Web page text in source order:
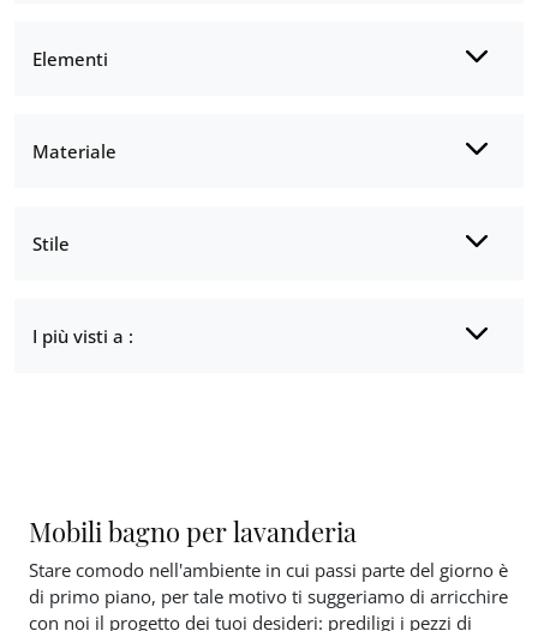
Elementi
Materiale
Stile
I più visti a :
Mobili bagno per lavanderia
Stare comodo nell'ambiente in cui passi parte del giorno è
di primo piano, per tale motivo ti suggeriamo di arricchire
con noi il progetto dei tuoi desideri: prediligi i pezzi di